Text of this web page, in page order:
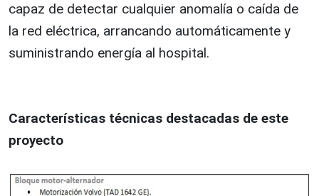
capaz de detectar cualquier anomalía o caída de
la red eléctrica, arrancando automáticamente y
suministrando energía al hospital.
Características técnicas destacadas de este
proyecto